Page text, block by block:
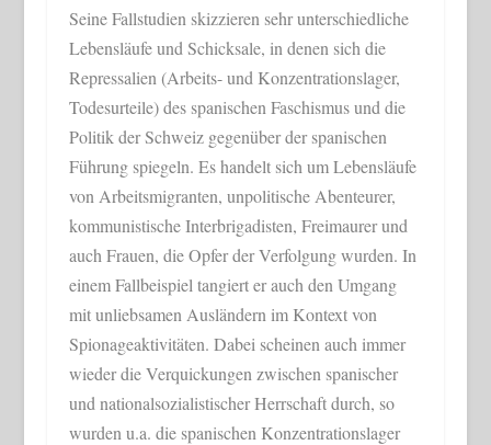
Seine Fallstudien skizzieren sehr unterschiedliche
Lebensläufe und Schicksale, in denen sich die
Repressalien (Arbeits- und Konzentrationslager,
Todesurteile) des spanischen Faschismus und die
Politik der Schweiz gegenüber der spanischen
Führung spiegeln. Es handelt sich um Lebensläufe
von Arbeitsmigranten, unpolitische Abenteurer,
kommunistische Interbrigadisten, Freimaurer und
auch Frauen, die Opfer der Verfolgung wurden. In
einem Fallbeispiel tangiert er auch den Umgang
mit unliebsamen Ausländern im Kontext von
Spionageaktivitäten. Dabei scheinen auch immer
wieder die Verquickungen zwischen spanischer
und nationalsozialistischer Herrschaft durch, so
wurden u.a. die spanischen Konzentrationslager